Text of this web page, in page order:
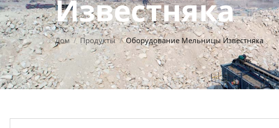
Известняка
Дом Продукты Оборудование Мельницы Известняка